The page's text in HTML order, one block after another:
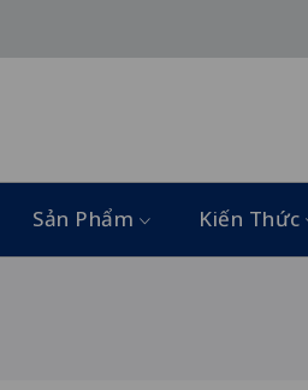
Sản Phẩm Kiến Thức